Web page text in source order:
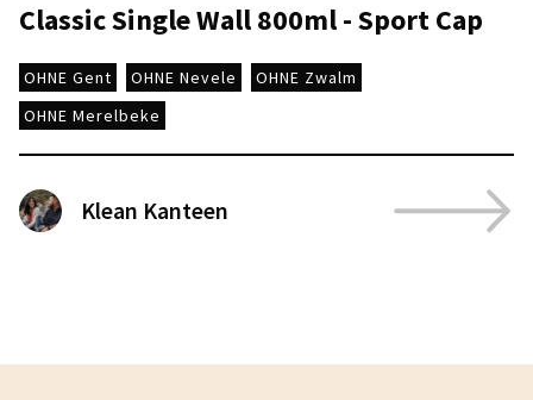
Classic Single Wall 800ml - Sport Cap
OHNE Gent OHNE Nevele
OHNE Zwalm
OHNE Merelbeke
Klean Kanteen